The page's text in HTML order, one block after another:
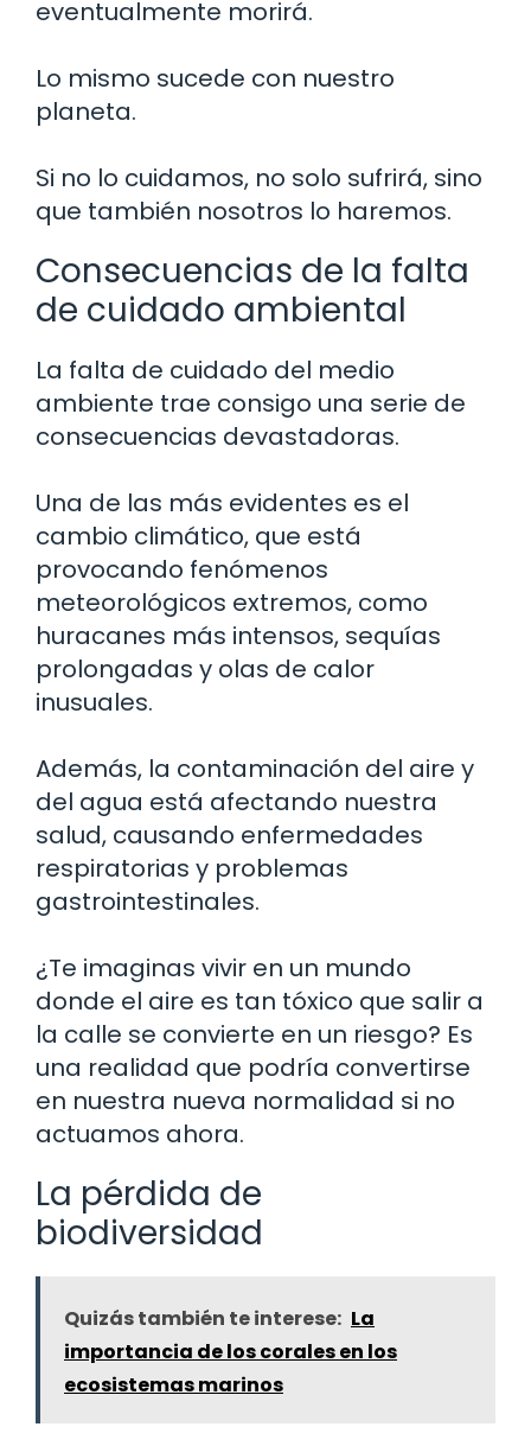
eventualmente morirá.
Lo mismo sucede con nuestro
planeta.
Si no lo cuidamos, no solo sufrirá, sino
que también nosotros lo haremos.
Consecuencias de la falta
de cuidado ambiental
La falta de cuidado del medio
ambiente trae consigo una serie de
consecuencias devastadoras.
Una de las más evidentes es el
cambio climático, que está
provocando fenómenos
meteorológicos extremos, como
huracanes más intensos, sequías
prolongadas y olas de calor
inusuales.
Además, la contaminación del aire y
del agua está afectando nuestra
salud, causando enfermedades
respiratorias y problemas
gastrointestinales.
¿Te imaginas vivir en un mundo
donde el aire es tan tóxico que salir a
la calle se convierte en un riesgo? Es
una realidad que podría convertirse
en nuestra nueva normalidad si no
actuamos ahora.
La pérdida de
biodiversidad
Quizás también te interese: La
importancia de los corales en los
ecosistemas marinos